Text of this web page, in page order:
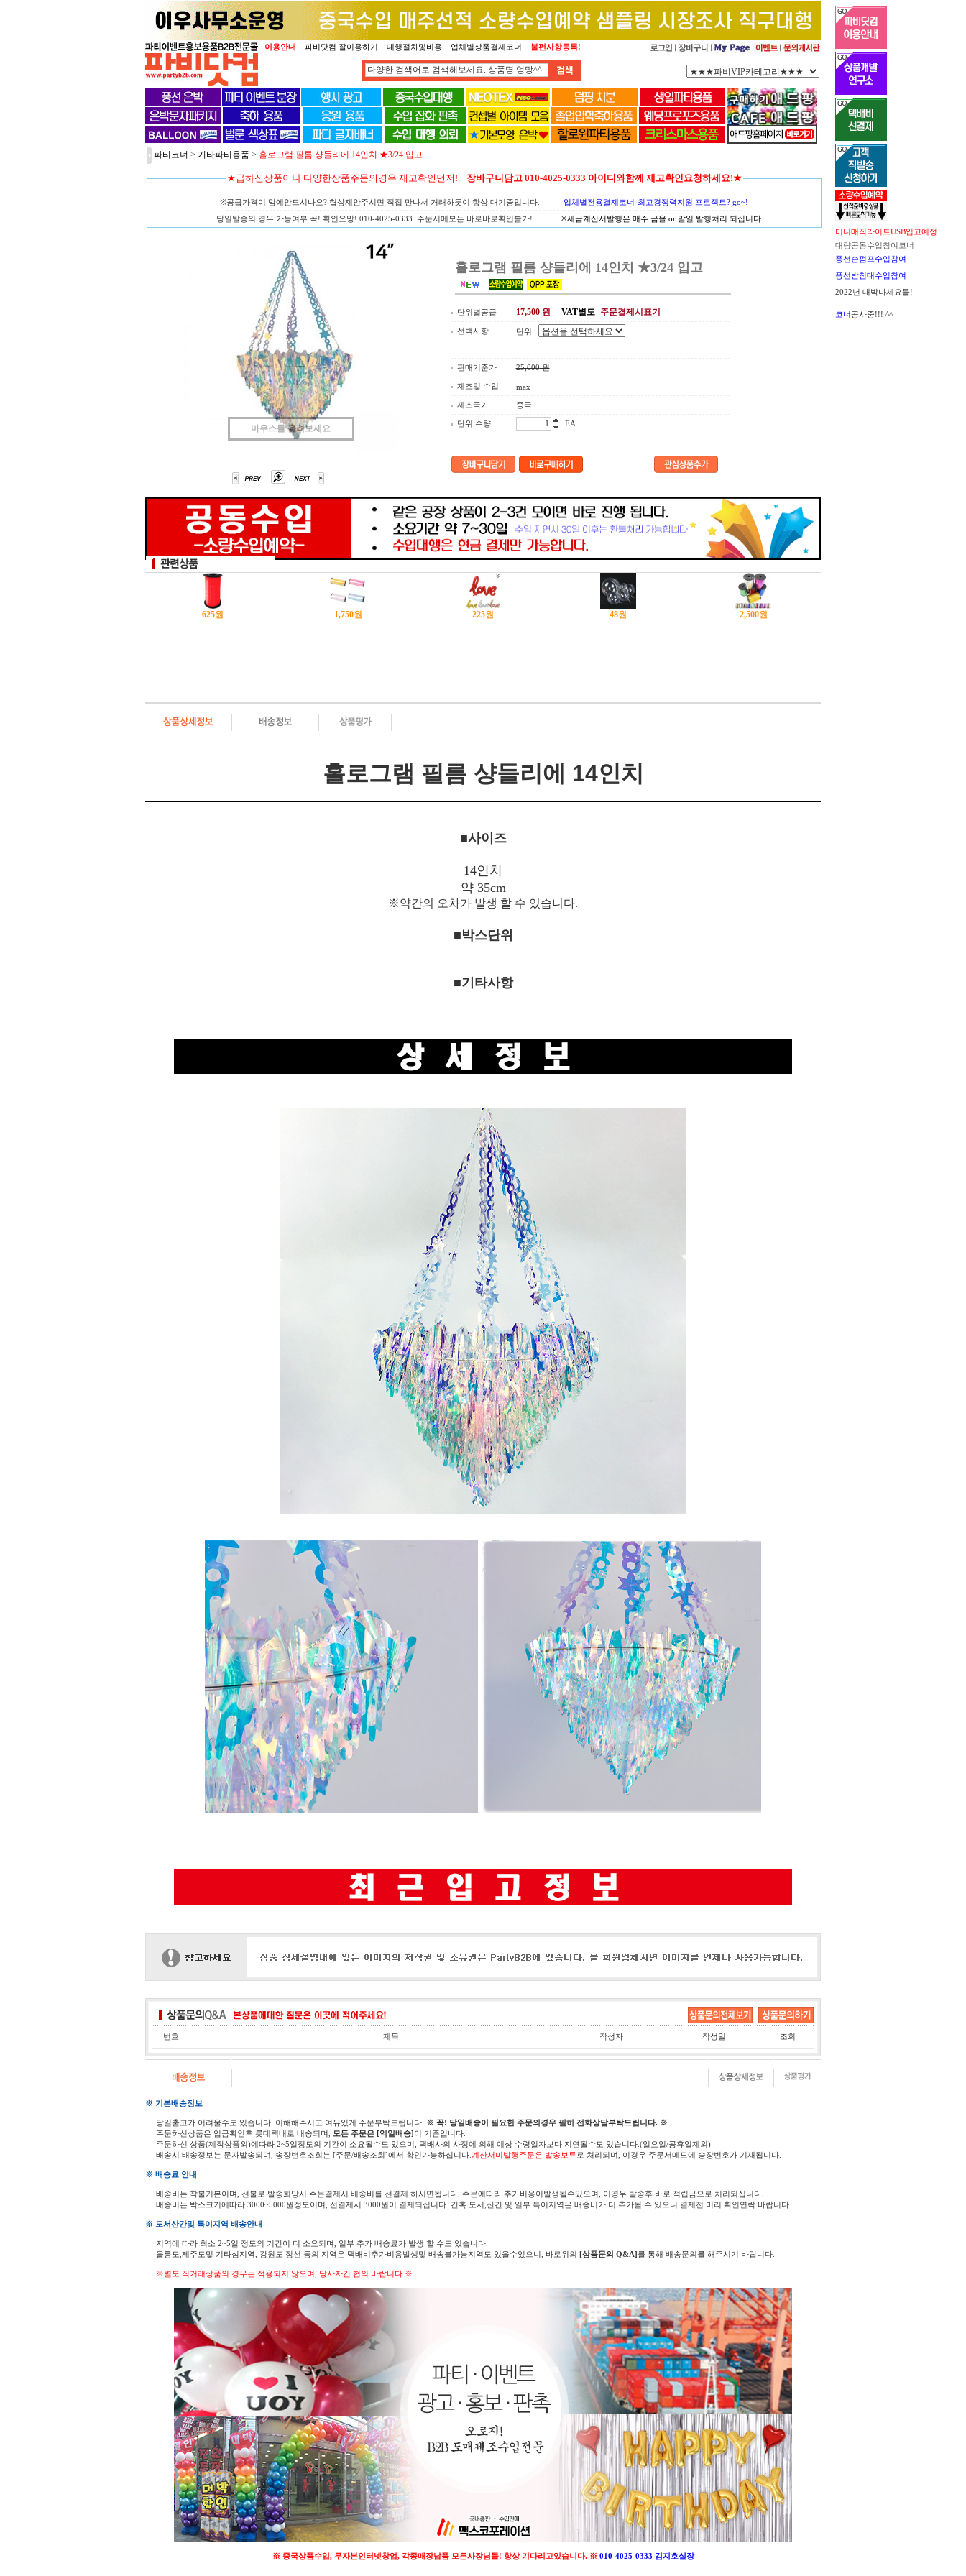
이용안내 파비닷컴 잘이용하기 대행절차및비용 업체별상품결제코너 불편사항등록!
파티코너 > 기타파티용품 > 홀로그램 필름 샹들리에 14인치 ★3/24 입고
★급하신상품이나 다양한상품주문의경우 재고확인먼저! 장바구니담고 010-4025-0333 아이디와함께 재고확인요청하세요!★
※공급가격이 맘에안드시나요? 협상제안주시면 직접 만나서 거래하듯이 항상 대기중입니다. 업체별전용결제코너-최고경쟁력지원 프로젝트? go~!
당일발송의 경우 가능여부 꼭! 확인요망! 010-4025-0333 주문시메모는 바로바로확인불가! ※세금계산서발행은 매주 금욜 or 말일 발행처리 되십니다.
마우스를 올려보세요
홀로그램 필름 샹들리에 14인치 ★3/24 입고
단위별공급 17,500원 VAT별도-주문결제시표기
선택사항 단위 :
판매기준가 25,000원
제조및 수입 max
제조국가 중국
단위 수량 EA
625원 1,750원 225원 48원 2,500원
홀로그램 필름 샹들리에 14인치
■사이즈
14인치
약 35cm
※약간의 오차가 발생 할 수 있습니다.
■박스단위
■기타사항
번호 제목 작성자 작성일 조회
※ 기본배송정보
당일출고가 어려울수도 있습니다. 이해해주시고 여유있게 주문부탁드립니다. ※ 꼭! 당일배송이 필요한 주문의경우 필히 전화상담부탁드립니다. ※
주문하신상품은 입금확인후 롯데택배로 배송되며,
모든 주문은 [익일배송]이 기준입니다.
주문하신 상품(제작상품외)에따라 2~5일정도의 기간이 소요될수도 있으며, 택배사의 사정에 의해 예상 수령일자보다 지연될수도 있습니다.(일요일/공휴일제외)
배송시 배송정보는 문자발송되며, 송장번호조회는 [주문/배송조회]에서 확인가능하십니다. 계산서미발행주문은 발송보류로 처리되며, 이경우 주문서메모에 송장번호가 기재됩니다.
※ 배송료 안내
배송비는 착불기본이며, 선불로 발송희망시 주문결제시 배송비를 선결제 하시면됩니다. 주문에따라 추가비용이발생될수있으며, 이경우 발송후 바로 적립금으로 처리되십니다.
배송비는 박스크기에따라 3000~5000원정도이며, 선결제시 3000원이 결제되십니다. 간혹 도서,산간 및 일부 특이지역은 배송비가 더 추가될 수 있으니 결제전 미리 확인연락 바랍니다.
※ 도서산간및 특이지역 배송안내
지역에 따라 최소 2~5일 정도의 기간이 더 소요되며, 일부 추가 배송료가 발생 할 수도 있습니다.
울릉도,제주도및 기타섬지역, 강원도 정선 등의 지역은 택배비추가비용발생및 배송불가능지역도 있을수있으니, 바로위의 [상품문의 Q&A]를 통해 배송문의를 해주시기 바랍니다.
※별도 직거래상품의 경우는 적용되지 않으며, 당사자간 협의 바랍니다.※
※ 중국상품수입, 무자본인터넷창업, 각종매장납품 모든사장님들! 항상 기다리고있습니다. ※ 010-4025-0333 김지호실장
미니매직라이트USB입고예정
대량공동수입참여코너
풍선손펌프수입참여
풍선받침대수입참여
2022년 대박나세요들!
코너공사중!!! ^^